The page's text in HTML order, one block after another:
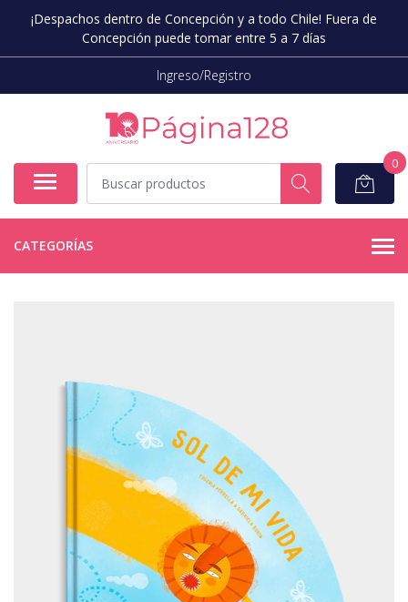
¡Despachos dentro de Concepción y a todo Chile! Fuera de
Concepción puede tomar entre 5 a 7 días
Ingreso/Registro
0
CATEGORÍAS